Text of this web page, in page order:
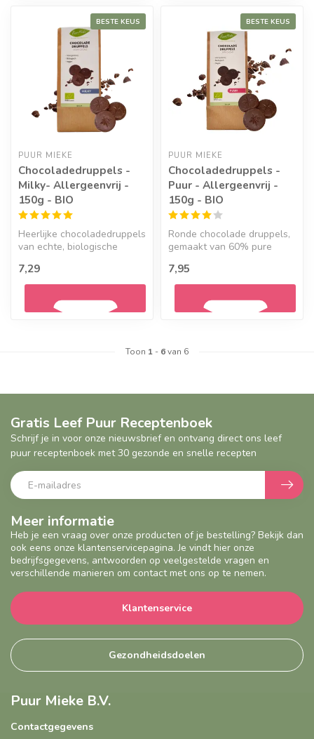
BESTE KEUS
PUUR MIEKE
Chocoladedruppels -
Milky- Allergeenvrij -
150g - BIO
Heerlijke chocoladedruppels
van echte, biologische
m...
7,29
BESTE KEUS
PUUR MIEKE
Chocoladedruppels -
Puur - Allergeenvrij -
150g - BIO
Ronde chocolade druppels,
gemaakt van 60% pure
geheel v...
7,95
Toon 1 - 6van 6
Meer informatie
Heb je een vraag over onze producten of je bestelling? Bekijk dan
ook eens onze klantenservicepagina. Je vindt hier onze
bedrijfsgegevens, antwoorden op veelgestelde vragen en
verschillende manieren om contact met ons op te nemen.
Klantenservice
Gezondheidsdoelen
Gratis Leef Puur Receptenboek
Schrijf je in voor onze nieuwsbrief en ontvang direct ons leef
puur receptenboek met 30 gezonde en snelle recepten
Puur Mieke B.V.
Contactgegevens